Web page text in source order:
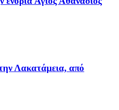
Λακατάμεια, από